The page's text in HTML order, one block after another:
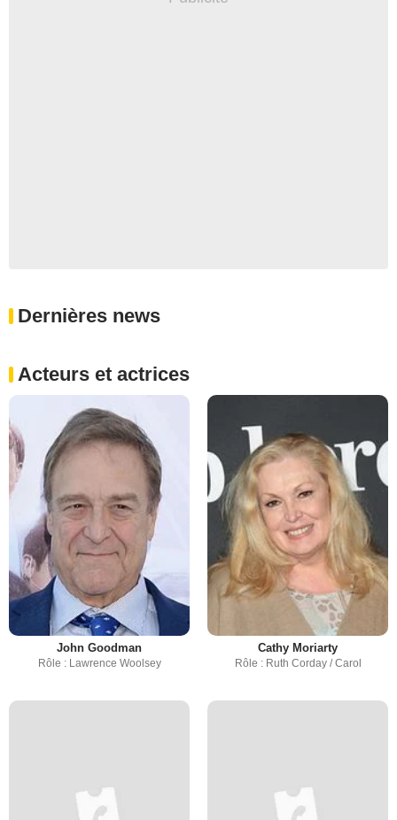
Dernières news
Acteurs et actrices
John Goodman
Rôle : Lawrence Woolsey
Cathy Moriarty
Rôle : Ruth Corday / Carol